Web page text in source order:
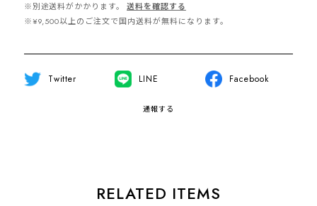
※別途送料がかかります。
送料を確認する
※¥9,500以上のご注文で国内送料が無料になります。
Twitter LINE Facebook
通報する
RELATED ITEMS